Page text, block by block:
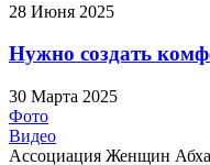
28 Июня 2025
Нужно создать
30 Марта 2025
Фото
Видео
Ассоциация Женщин